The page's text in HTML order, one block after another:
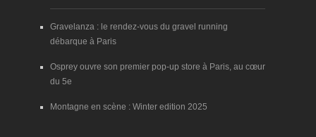
Gravelanza : le rendez-vous du gravel running
débarque à Paris
Osprey ouvre son premier pop-up store à Paris, au cœur
du 5e
Montagne en scène : Winter edition 2025